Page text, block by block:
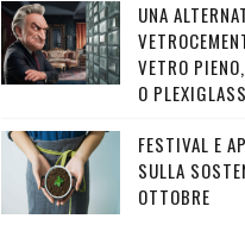
UNA
VETRO
O PLEXIGLASS
FESTIVAL E
SULLA
OTTOBRE